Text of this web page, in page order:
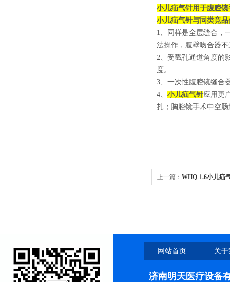
小儿疝气针用于腹腔
小儿疝气针与同类竞
1、同样是全层缝合，
法操作，腹壁吻合器
2、受戳孔通道角度的
度。
3、一次性腹腔镜缝合
4、 小儿疝气针应用更
扎；胸腔镜手术中空
上一篇： WHQ-1.6小儿疝
网站首页 关
济南明天医疗设备